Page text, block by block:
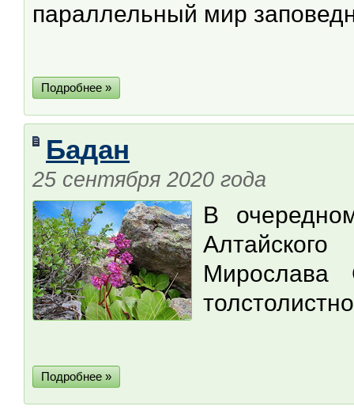
параллельный мир
Подробнее »
Бадан
25 сентября 2020 года
В
Мирослава
Подробнее »